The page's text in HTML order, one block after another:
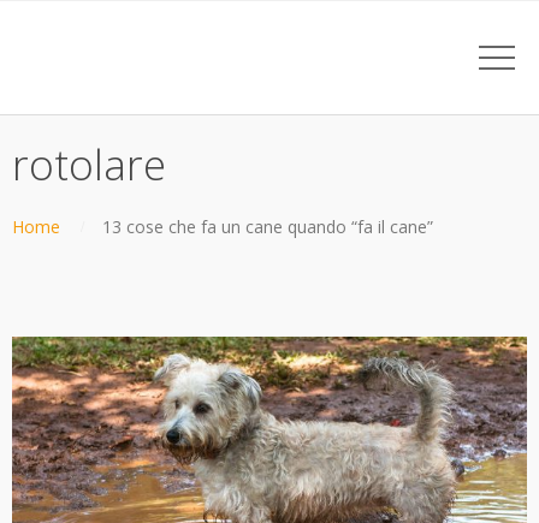
rotolare
Home 13 cose che fa un cane quando “fa il cane”